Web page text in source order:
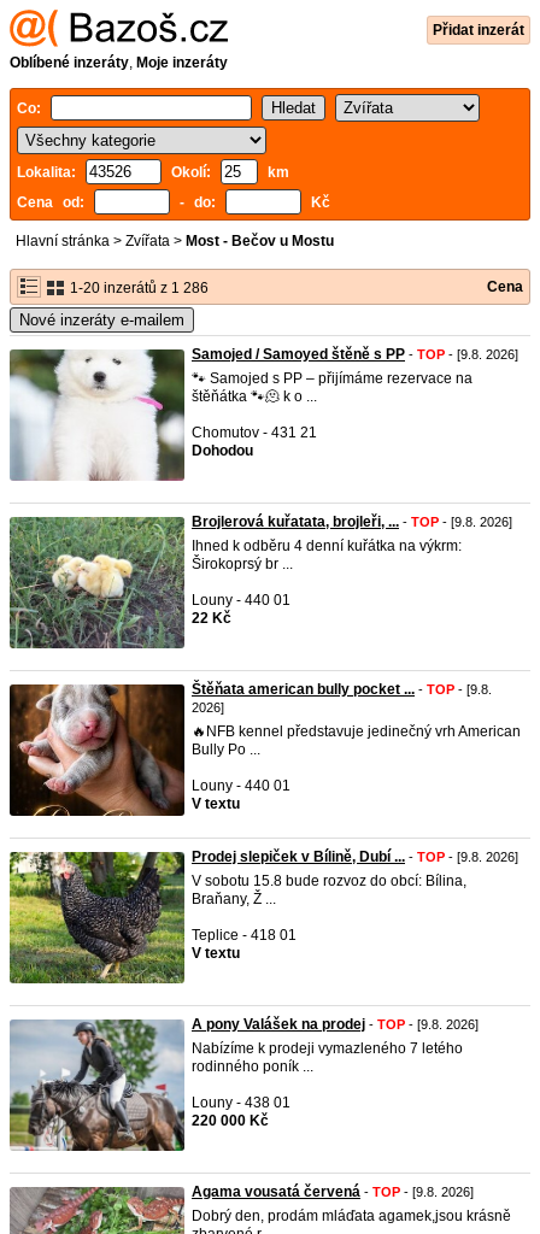
Přidat inzerát
Oblíbené inzeráty, Moje inzeráty
Co:
Lokalita: Okolí:
km
Cena od:
- do: Kč
Hlavní stránka > Zvířata > Most - Bečov u Mostu
1-20 inzerátů z 1 286 Cena
Nové inzeráty e-mailem
Samojed / Samoyed štěně s PP - TOP - [9.8. 2026]
🐾 Samojed s PP – přijímáme rezervace na
štěňátka 🐾🫠 k o ...
Chomutov - 431 21
Dohodou
Brojlerová kuřatata, brojleři, ... - TOP - [9.8. 2026]
Ihned k odběru 4 denní kuřátka na výkrm:
Širokoprsý br ...
Louny - 440 01
22 Kč
Štěňata american bully pocket ... - TOP - [9.8.
2026]
🔥NFB kennel představuje jedinečný vrh American
Bully Po ...
Louny - 440 01
V textu
Prodej slepiček v Bílině, Dubí ... - TOP - [9.8. 2026]
V sobotu 15.8 bude rozvoz do obcí: Bílina,
Braňany, Ž ...
Teplice - 418 01
V textu
A pony Valášek na prodej - TOP - [9.8. 2026]
Nabízíme k prodeji vymazleného 7 letého
rodinného poník ...
Louny - 438 01
220 000 Kč
Agama vousatá červená - TOP - [9.8. 2026]
Dobrý den, prodám mláďata agamek,jsou krásně